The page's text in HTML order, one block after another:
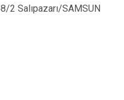
2 Salıpazarı/SAMSUN